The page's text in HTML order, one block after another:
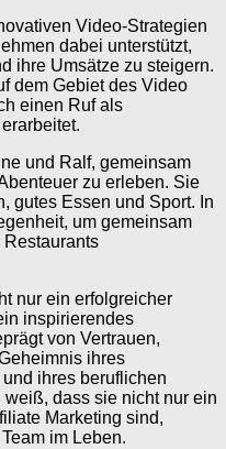
Video-Strategien
dabei unterstützt,
ihre Umsätze zu steigern.
dem Gebiet des Video
einen Ruf als
und Ralf, gemeinsam
zu erleben. Sie
gutes Essen und Sport. In
um gemeinsam
nur ein erfolgreicher
inspirierendes
von Vertrauen,
ihres
ihres beruflichen
dass sie nicht nur ein
Marketing sind,
im Leben.